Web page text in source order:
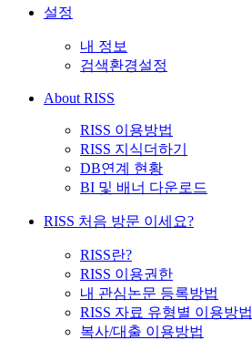
설정
내 정보
검색환경설정
About RISS
RISS 이용방법
RISS 지식더하기
DB연계 현황
BI 및 배너 다운로드
RISS 처음 방문 이세요?
RISS란?
RISS 이용권한
내 관심논문 등록방법
RISS 자료 유형별 이용방법
복사/대출 이용방법